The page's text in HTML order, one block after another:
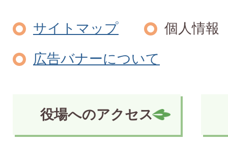
サイトマップ
個人情報
広告バナーについて
役場へのアクセス